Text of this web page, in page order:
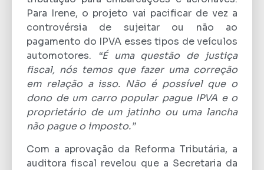
Para Irene, o projeto vai pacificar de vez a
controvérsia de sujeitar ou não ao
pagamento do IPVA esses tipos de veículos
automotores.
“É uma questão de justiça
fiscal, nós temos que fazer uma correção
em relação a isso. Não é possível que o
dono de um carro popular pague IPVA e o
proprietário de um jatinho ou uma lancha
não pague o imposto.”
Com a aprovação da Reforma Tributária, a
auditora fiscal revelou que a Secretaria da